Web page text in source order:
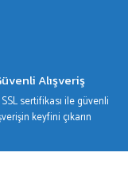
Alışveriş
sertifikası ile güvenli
keyfini çıkarın